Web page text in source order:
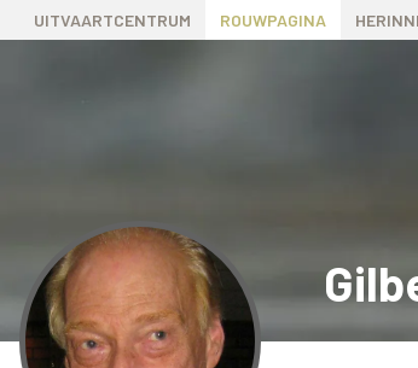
UITVAARTCENTRUM ROUWPAGINA